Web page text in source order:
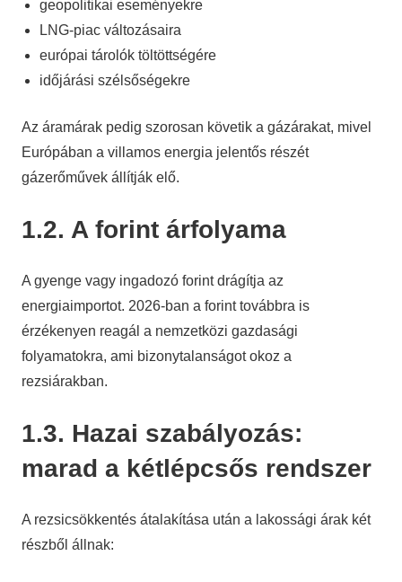
geopolitikai eseményekre
LNG-piac változásaira
európai tárolók töltöttségére
időjárási szélsőségekre
Az áramárak pedig szorosan követik a gázárakat, mivel
Európában a villamos energia jelentős részét
gázerőművek állítják elő.
1.2. A forint árfolyama
A gyenge vagy ingadozó forint drágítja az
energiaimportot. 2026-ban a forint továbbra is
érzékenyen reagál a nemzetközi gazdasági
folyamatokra, ami bizonytalanságot okoz a
rezsiárakban.
1.3. Hazai szabályozás:
marad a kétlépcsős rendszer
A rezsicsökkentés átalakítása után a lakossági árak két
részből állnak: